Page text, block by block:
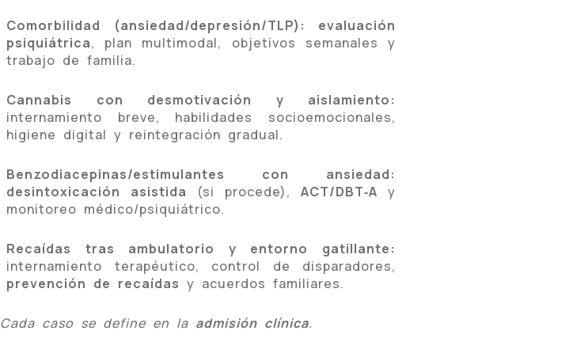
Comorbilidad (ansiedad/depresión/TLP):
evaluación
psiquiátrica, plan multimodal, objetivos semanales y
trabajo de familia.
Cannabis con desmotivación y aislamiento:
internamiento breve, habilidades socioemocionales,
higiene digital y reintegración gradual.
Benzodiacepinas/estimulantes con ansiedad:
desintoxicación asistida (si procede), ACT/DBT‑A y
monitoreo médico/psiquiátrico.
Recaídas tras ambulatorio y entorno gatillante:
internamiento terapéutico, control de disparadores,
prevención de recaídas y acuerdos familiares.
Cada caso se define en la admisión clínica.